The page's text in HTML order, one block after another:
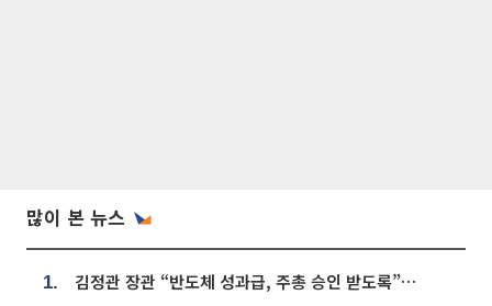
많이 본 뉴스
1. 김정관 장관 “반도체 성과급, 주총 승인 받도록”…상법·자본시장법 개정 시사